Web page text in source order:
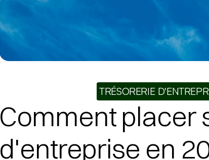
TRÉSORERIE
Comment placer
d'entreprise en